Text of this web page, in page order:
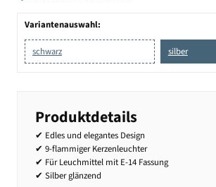
Variantenauswahl:
schwarz silber
Produktdetails
✔ Edles und elegantes Design
✔ 9-flammiger Kerzenleuchter
✔ Für Leuchmittel mit E-14 Fassung
✔ Silber glänzend